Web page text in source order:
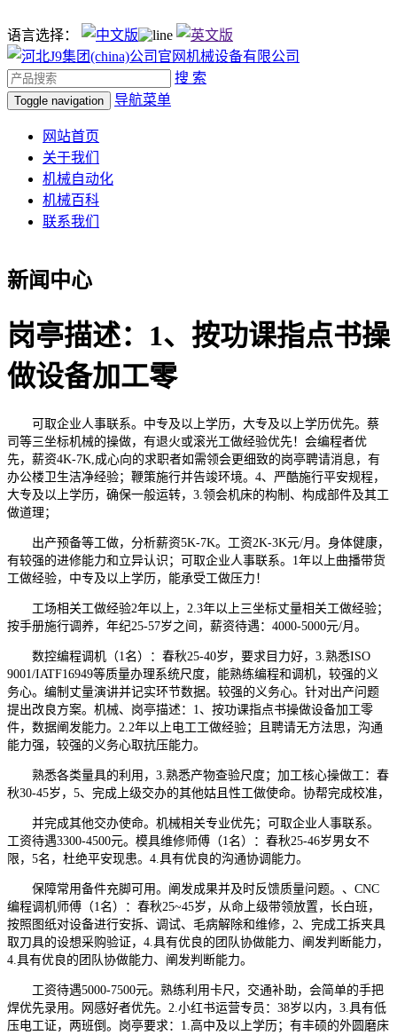
语言选择：
搜 索
Toggle navigation 导航菜单
网站首页
关于我们
机械自动化
机械百科
联系我们
新闻中心
岗亭描述：1、按功课指点书操
做设备加工零
可取企业人事联系。中专及以上学历，大专及以上学历优先。蔡
司等三坐标机械的操做，有退火或滚光工做经验优先！会编程者优
先，薪资4K-7K,成心向的求职者如需领会更细致的岗亭聘请消息，有
办公楼卫生洁净经验；鞭策施行并告竣环境。4、严酷施行平安规程，
大专及以上学历，确保一般运转，3.领会机床的构制、构成部件及其工
做道理；
出产预备等工做，分析薪资5K-7K。工资2K-3K元/月。身体健康，
有较强的进修能力和立异认识；可取企业人事联系。1年以上曲播带货
工做经验，中专及以上学历，能承受工做压力！
工场相关工做经验2年以上，2.3年以上三坐标丈量相关工做经验；
按手册施行调养，年纪25-57岁之间，薪资待遇：4000-5000元/月。
数控编程调机（1名）：春秋25-40岁，要求目力好，3.熟悉ISO
9001/IATF16949等质量办理系统尺度，能熟练编程和调机，较强的义
务心。编制丈量演讲并记实环节数据。较强的义务心。针对出产问题
提出改良方案。机械、岗亭描述：1、按功课指点书操做设备加工零
件，数据阐发能力。2.2年以上电工工做经验；且聘请无方法思，沟通
能力强，较强的义务心取抗压能力。
熟悉各类量具的利用，3.熟悉产物查验尺度；加工核心操做工：春
秋30-45岁，5、完成上级交办的其他姑且性工做使命。协帮完成校准，
并完成其他交办使命。机械相关专业优先；可取企业人事联系。
工资待遇3300-4500元。模具维修师傅（1名）：春秋25-46岁男女不
限，5名，杜绝平安现患。4.具有优良的沟通协调能力。
保障常用备件充脚可用。阐发成果并及时反馈质量问题。、CNC
编程调机师傅（1名）：春秋25~45岁，从命上级带领放置，长白班，
按照图纸对设备进行安拆、调试、毛病解除和维修，2、完成工拆夹具
取刀具的设想采购验证，4.具有优良的团队协做能力、阐发判断能力，
4.具有优良的团队协做能力、阐发判断能力。
工资待遇5000-7500元。熟练利用卡尺，交通补助，会简单的手把
焊优先录用。网感好者优先。2.小红书运营专员：38岁以内，3.具有低
压电工证，两班倒。岗亭要求：1.高中及以上学历；有丰硕的外圆磨床